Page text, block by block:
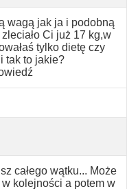
wagą jak ja i podobną
Ci już 17 kg,w
tylko dietę czy
tak to jakie?
całego wątku... Może
kolejności a potem w